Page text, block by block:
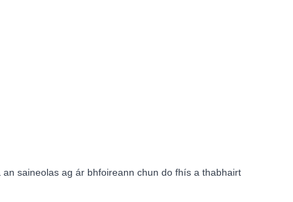
saineolas ag ár bhfoireann chun do fhís a thabhairt